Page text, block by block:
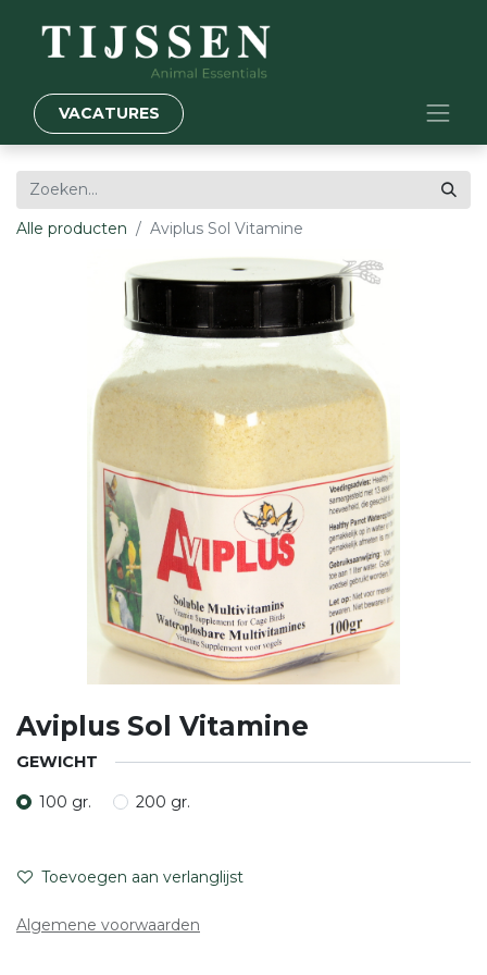
VACATURES
Alle producten Aviplus Sol Vitamine
Aviplus Sol Vitamine
GEWICHT
100 gr. 200 gr.
Toevoegen aan verlanglijst
Algemene voorwaarden